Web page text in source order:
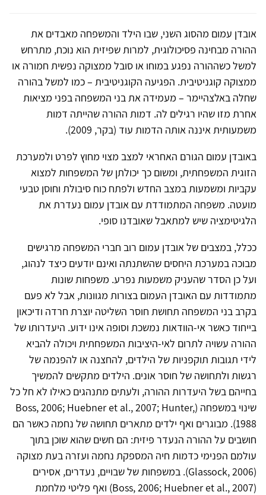
אובדן עמום מהסוג השני, שבו הילד והמשפחה מאבדים את
ההורה מבחינה פסיכולוגית, למרות שפיזית הוא נוכח, מתרחש
למשל כשההורה נפגע במוחו או סובל ממצוקה נפשית חמורה או
ממצוקה קוגניטיבית. הפגיעה הקוגניטיבית – כמו למשל בהורה
שחלה באלצהיימר – מעמידה את בני המשפחה בפני מציאות
אחרת מזו שהיו רגילים לה. דמות ההורה שהייתה דמות
משמעותית איננה אותה הדמות עוד (בקר, 2009).
באובדן עמום הגורם האחראי למצב מצוי מחוץ לפרט ולמערכת
הזוגית המשפחתית, ומשום כך יכולתן של המשפחות למצוא
עקביות ומשמעות במצב החדש ולפתח כוח סיבולת וחוסן טבעי
מועטה. משפחה המתמודדת עם אובדן עמום נעדרת את
הלגיטימציה שיש למתאבל שאובדנו סופי.
ככלל, במצבים של אובדן עמום רוב חברי המשפחה מרגישים
מבוכה במערכת היחסים שהשתנתה ואינם יודעים כיצד לנהוג,
ועל כן הסדר שהעניק משמעות נפרע. משפחות שונות
מתמודדות עם האובדן העמום בצורות מגוונות, אבל לא פעם
בקרב בני המשפחה תחושת חוסר השליטה יוצרת חרדה ודיכאון
בייחוד כאשר אי-הוודאות נמשכת וסופה אינו ידוע. היעדרותו של
ההורה עשויה לתרום לאי-היציבות המשפחתית ויכולה להביא
לידי תגובות תוקפניות של הילדים, להחצנה או להפנמה של
רגשות ולתחושה של חוסר אונים. הילדים מתקשים להמשיך
בחייהם בשל היעדרות ההורה, ולעתים מתנהגים כאילו לא חל כל
שינוי במשפחה (Boss, 2006; Huebner et al., 2007; Hunter,
1988). מבוגרים ואף ילדים מתארים תחושה של נחמה כאשר הם
חושבים על ההורה הנעדר פיזית: הם חשים שהוא שוכן בתוך
עולמם הפנימי כדמות חיה המספקת נחמה ועזרה בעת מצוקה
(Glassock, 2006). במשפחות של שבויים, נעדרים, אסירים
(Boss, 2006; Huebner et al., 2007) ואף פליטי מלחמת